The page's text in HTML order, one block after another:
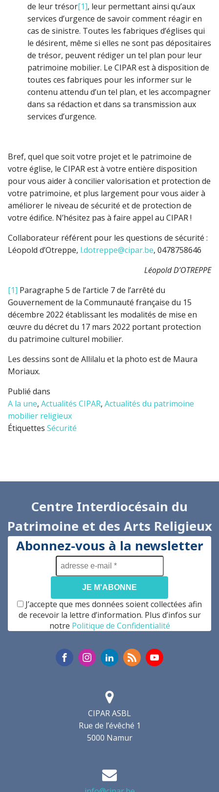
de leur trésor[1], leur permettant ainsi qu’aux
services d’urgence de savoir comment réagir en
cas de sinistre. Toutes les fabriques d’églises qui
le désirent, même si elles ne sont pas dépositaires
de trésor, peuvent rédiger un tel plan pour leur
patrimoine mobilier. Le CIPAR est à disposition de
toutes ces fabriques pour les informer sur le
contenu attendu d’un tel plan, et les accompagner
dans sa rédaction et dans sa transmission aux
services d’urgence.
Bref, quel que soit votre projet et le patrimoine de
votre église, le CIPAR est à votre entière disposition
pour vous aider à concilier valorisation et protection de
votre patrimoine, et plus largement pour vous aider à
améliorer le niveau de sécurité et de protection de
votre édifice. N’hésitez pas à faire appel au CIPAR !
Collaborateur référent pour les questions de sécurité :
Léopold d’Otreppe, l.dotreppe@cipar.be, 0478758646
Léopold D’OTREPPE
[1] Paragraphe 5 de l’article 7 de l’arrêté du
Gouvernement de la Communauté française du 15
décembre 2022 établissant les modalités de mise en
œuvre du décret du 17 mars 2022 portant protection
du patrimoine culturel mobilier.
Les dessins sont de Allilalu et la photo est de Maura
Moriaux.
Publié dans
A la une, Actualités CIPAR, Actualités du patrimoine
mobilier religieux
Étiquettes Sécurité
Centre Interdiocésain du
Patrimoine et des Arts Religieux
CIPAR ASBL
Rue de l’évêché 1
5000 Namur
Abonnez-vous à la newsletter
adresse
e-
mail
*
J’accepte que mes données soient collectées afin
de recevoir la lettre d’information. Plus d’infos sur
notre Politique de Confidentialité